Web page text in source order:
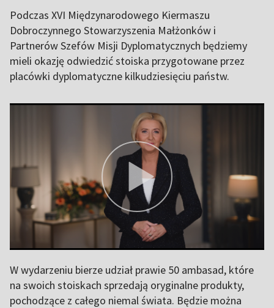
Podczas XVI Międzynarodowego Kiermaszu
Dobroczynnego Stowarzyszenia Małżonków i
Partnerów Szefów Misji Dyplomatycznych będziemy
mieli okazję odwiedzić stoiska przygotowane przez
placówki dyplomatyczne kilkudziesięciu państw.
W wydarzeniu bierze udział prawie 50 ambasad, które
na swoich stoiskach sprzedają oryginalne produkty,
pochodzące z całego niemal świata. Będzie można